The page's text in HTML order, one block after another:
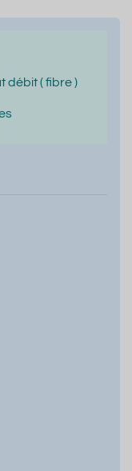
débit ( fibre )